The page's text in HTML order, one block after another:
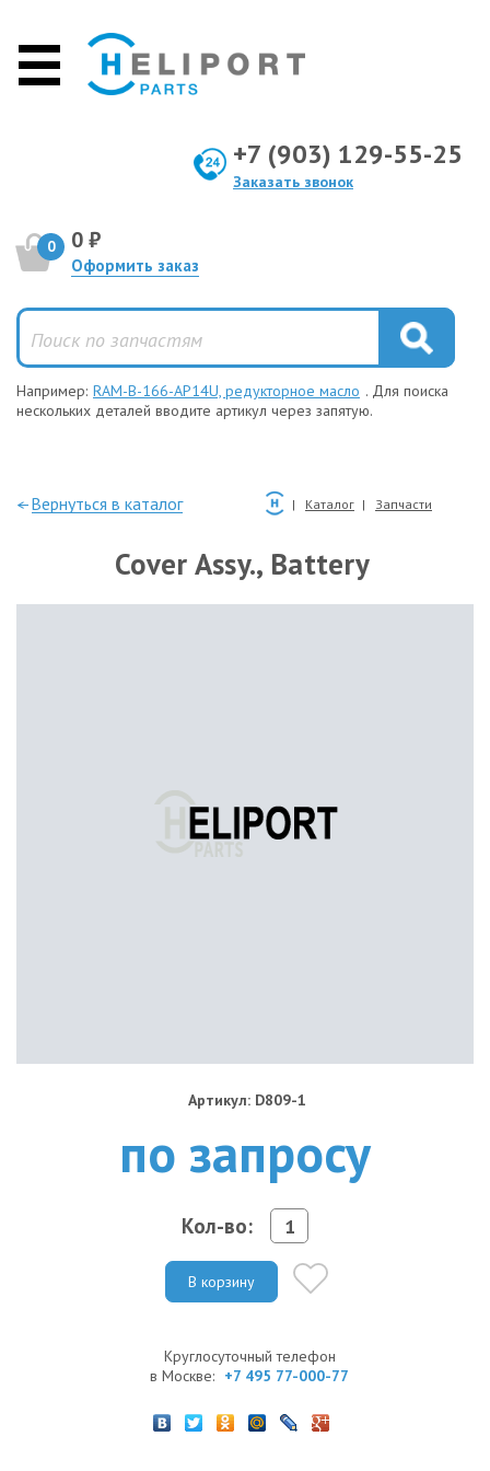
+7 (903) 129-55-25
Заказать звонок
0 0 ₽
Оформить заказ
Например: RAM-B-166-AP14U, редукторное масло . Для поиска
нескольких деталей вводите артикул через запятую.
—Вернуться в каталог Каталог Запчасти
Cover Assy., Battery
Артикул: D809-1
по запросу
Кол-во:
В корзину
Круглосуточный телефон
в Москве: +7 495 77-000-77